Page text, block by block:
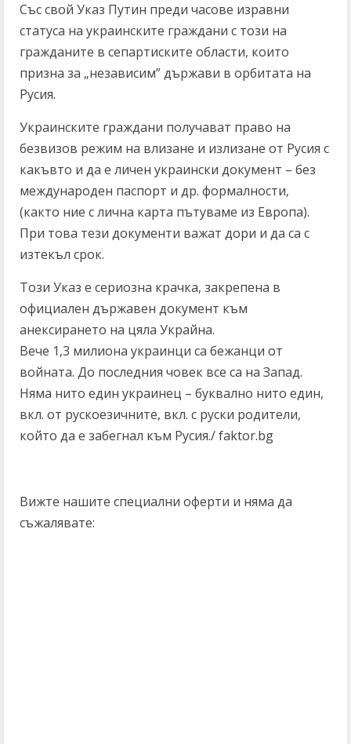
Със свой Указ Путин преди часове изравни
статуса на украинските граждани с този на
гражданите в сепартиските области, които
призна за „независим” държави в орбитата на
Русия.
Украинските граждани получават право на
безвизов режим на влизане и излизане от Русия с
какъвто и да е личен украински документ – без
международен паспорт и др. формалности,
(както ние с лична карта пътуваме из Европа).
При това тези документи важат дори и да са с
изтекъл срок.
Този Указ е сериозна крачка, закрепена в
официален държавен документ към
анексирането на цяла Украйна.
Вече 1,3 милиона украинци са бежанци от
войната. До последния човек все са на Запад.
Няма нито един украинец – буквално нито един,
вкл. от рускоезичните, вкл. с руски родители,
който да е забегнал към Русия./ faktor.bg
Вижте нашите специални оферти и няма да
съжалявате: